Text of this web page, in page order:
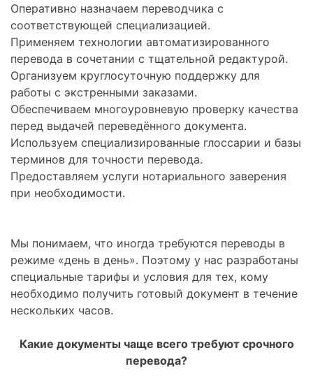
Оперативно назначаем переводчика с
соответствующей специализацией.
Применяем технологии автоматизированного
перевода в сочетании с тщательной редактурой.
Организуем круглосуточную поддержку для
работы с экстренными заказами.
Обеспечиваем многоуровневую проверку качества
перед выдачей переведённого документа.
Используем специализированные глоссарии и базы
терминов для точности перевода.
Предоставляем услуги нотариального заверения
при необходимости.
Мы понимаем, что иногда требуются переводы в
режиме «день в день». Поэтому у нас разработаны
специальные тарифы и условия для тех, кому
необходимо получить готовый документ в течение
нескольких часов.
Какие документы чаще всего требуют срочного
перевода?